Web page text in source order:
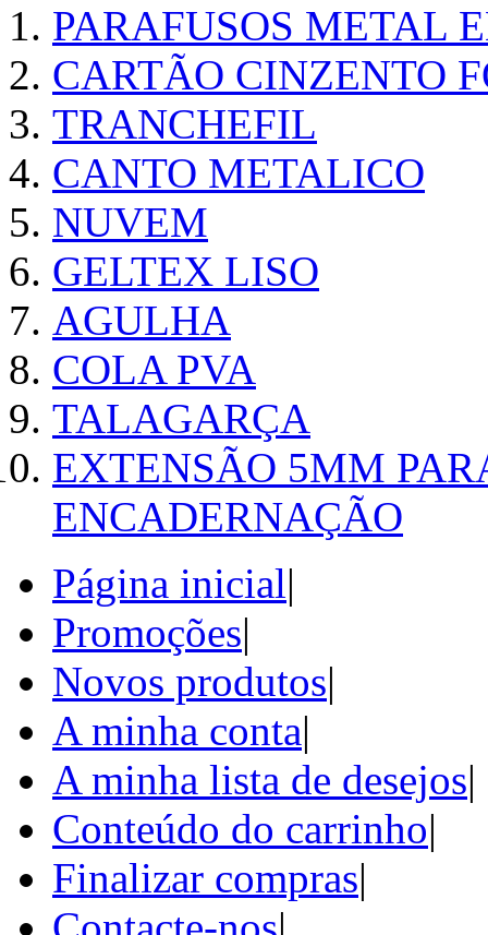
PARAFUSOS METAL
CARTÃO CINZENTO
TRANCHEFIL
CANTO METALICO
NUVEM
GELTEX LISO
AGULHA
COLA PVA
TALAGARÇA
EXTENSÃO 5MM
ENCADERNAÇÃO
Página inicial|
Promoções|
Novos produtos|
A minha conta|
A minha lista de desejos|
Conteúdo do carrinho|
Finalizar compras|